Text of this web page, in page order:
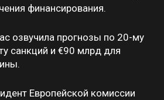
финансирования.
озвучила прогнозы по 20-му
санкций и €90 млрд для
Европейской комиссии